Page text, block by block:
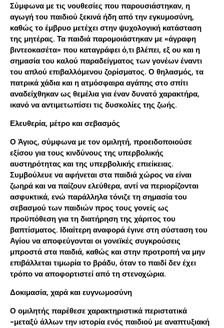
Σύμφωνα με τις νουθεσίες που παρουσιάστηκαν, η
αγωγή του παιδιού ξεκινά ήδη από την εγκυμοσύνη,
καθώς το έμβρυο μετέχει στην ψυχολογική κατάσταση
της μητέρας. Τα παιδιά παρομοιάστηκαν με «άγραφη
βιντεοκασέτα» που καταγράφει ό,τι βλέπει, εξ ου και η
σημασία του καλού παραδείγματος των γονέων έναντι
του απλού επιβαλλόμενου ζορίσματος. Ο θηλασμός, τα
πατρικά χάδια και η ατμόσφαιρα αγάπης στο σπίτι
αναδείχθηκαν ως θεμέλια για έναν δυνατό χαρακτήρα,
ικανό να αντιμετωπίσει τις δυσκολίες της ζωής.
Ελευθερία, μέτρο και σεβασμός
Ο Άγιος, σύμφωνα με τον ομιλητή, προειδοποιούσε
εξίσου για τους κινδύνους της υπερβολικής
αυστηρότητας και της υπερβολικής επιείκειας.
Συμβούλευε να αφήνεται στα παιδιά χώρος να είναι
ζωηρά και να παίζουν ελεύθερα, αντί να περιορίζονται
ασφυκτικά, ενώ παράλληλα τόνιζε τη σημασία του
σεβασμού των παιδιών προς τους γονείς ως
προϋπόθεση για τη διατήρηση της χάριτος του
βαπτίσματος. Ιδιαίτερη αναφορά έγινε στη σύσταση του
Αγίου να αποφεύγονται οι γονεϊκές συγκρούσεις
μπροστά στα παιδιά, καθώς και στην προτροπή να μην
επιβάλλεται τιμωρία το βράδυ, όταν το παιδί δεν έχει
τρόπο να αποφορτιστεί από τη στενοχώρια.
Δοκιμασία, χαρά και ευγνωμοσύνη
Ο ομιλητής παρέθεσε χαρακτηριστικά περιστατικά
-μεταξύ άλλων την ιστορία ενός παιδιού με αναπτυξιακή